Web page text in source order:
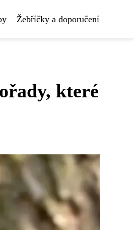
Žebříčky a doporučení
které